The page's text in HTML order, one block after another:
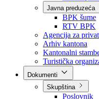
Direkcija za
Direkcija za
Direkcija za
Javna preduzeća
BPK šume
RTV BPK
Agencija za
Arhiv kantona
Kantonalni
Turistička